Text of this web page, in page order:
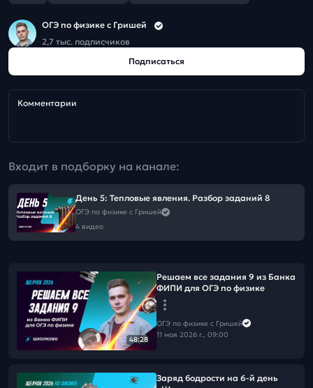
ОГЭ по физике с Гришей
2,7 тыс. подписчиков
Подписаться
Комментарии
Входит в подборку на канале:
День 5: Тепловые явления. Разбор заданий 8
ОГЭ по физике с Гришей
4 видео
48:28
Решаем все задания 9 из Банка
ФИПИ для ОГЭ по физике
ОГЭ по физике с Гришей
11 мая 2026 г., 09:00
Заряд бодрости на 6-й день